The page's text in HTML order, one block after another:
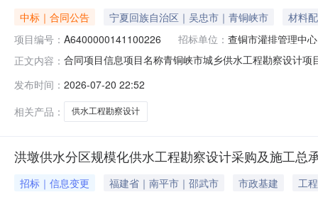
中标｜合同公告 宁夏回族自治区｜吴忠市｜青铜峡市
材料
项目编号： A6400000141100226 招标单位： 查铜市灌排管理中心
正文内容： 合同项目信息项目名称青铜峡市城乡供水工程勘察设计
同.pdf、2025-087（补）青铜峡市城乡供水工程勘察设
发布时间： 2026-07-20 22:52
相关产品：
供水工程勘察设计
洪墩供水分区规模化供水工程勘察设计采购及施工总
招标｜信息变更 福建省｜南平市｜邵武市 市政基建
工程